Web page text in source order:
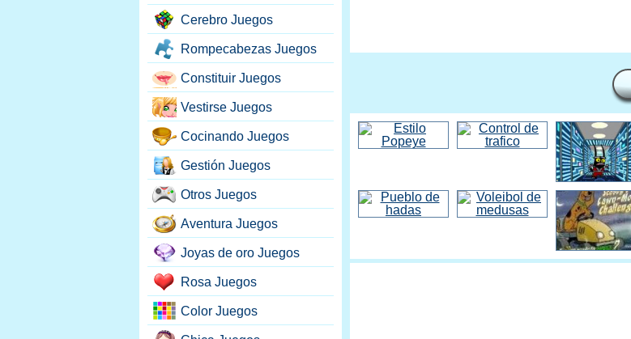
Cerebro Juegos
Rompecabezas Juegos
Constituir Juegos
Vestirse Juegos
Cocinando Juegos
Gestión Juegos
Otros Juegos
Aventura Juegos
Joyas de oro Juegos
Rosa Juegos
Color Juegos